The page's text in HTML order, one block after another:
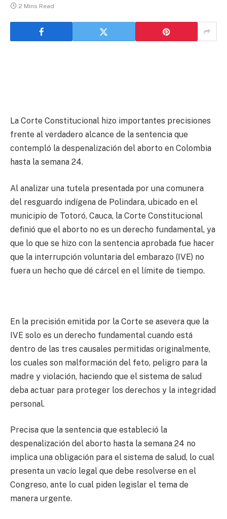
2 Mins Read
La Corte Constitucional hizo importantes precisiones
frente al verdadero alcance de la sentencia que
contempló la despenalización del aborto en Colombia
hasta la semana 24.
Al analizar una tutela presentada por una comunera
del resguardo indígena de Polindara, ubicado en el
municipio de Totoró, Cauca, la Corte Constitucional
definió que el aborto no es un derecho fundamental, ya
que lo que se hizo con la sentencia aprobada fue hacer
que la interrupción voluntaria del embarazo (IVE) no
fuera un hecho que dé cárcel en el límite de tiempo.
En la precisión emitida por la Corte se asevera que la
IVE solo es un derecho fundamental cuando está
dentro de las tres causales permitidas originalmente,
los cuales son malformación del feto, peligro para la
madre y violación, haciendo que el sistema de salud
deba actuar para proteger los derechos y la integridad
personal.
Precisa que la sentencia que estableció la
despenalización del aborto hasta la semana 24 no
implica una obligación para el sistema de salud, lo cual
presenta un vacío legal que debe resolverse en el
Congreso, ante lo cual piden legislar el tema de
manera urgente.